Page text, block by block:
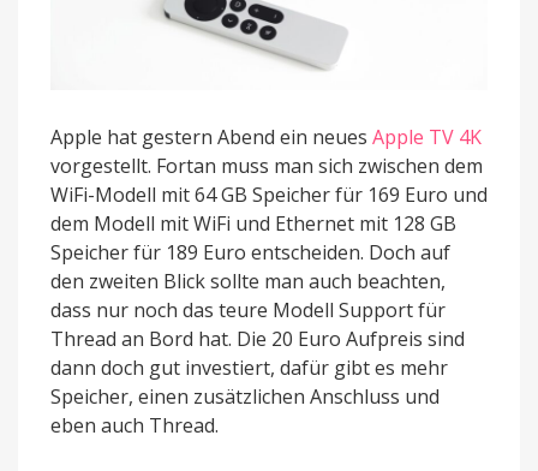
Apple hat gestern Abend ein neues Apple TV 4K
vorgestellt. Fortan muss man sich zwischen dem
WiFi-Modell mit 64 GB Speicher für 169 Euro und
dem Modell mit WiFi und Ethernet mit 128 GB
Speicher für 189 Euro entscheiden. Doch auf
den zweiten Blick sollte man auch beachten,
dass nur noch das teure Modell Support für
Thread an Bord hat. Die 20 Euro Aufpreis sind
dann doch gut investiert, dafür gibt es mehr
Speicher, einen zusätzlichen Anschluss und
eben auch Thread.